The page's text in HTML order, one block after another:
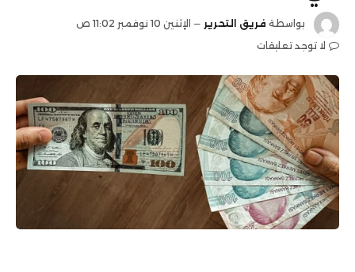
بواسطة فريق التحرير
الإثنين 10 نوفمبر 11:02 ص
لا توجد تعليقات